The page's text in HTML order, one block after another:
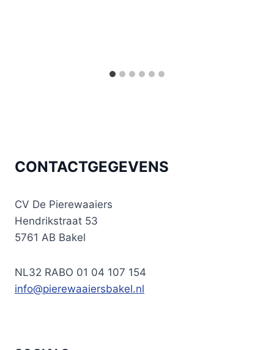
CONTACTGEGEVENS
CV De Pierewaaiers
Hendrikstraat 53
5761 AB Bakel
NL32 RABO 01 04 107 154
info@pierewaaiersbakel.nl